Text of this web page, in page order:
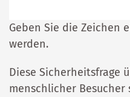
Geben Sie die Zeichen
werden.
Diese Sicherheitsfrage
menschlicher